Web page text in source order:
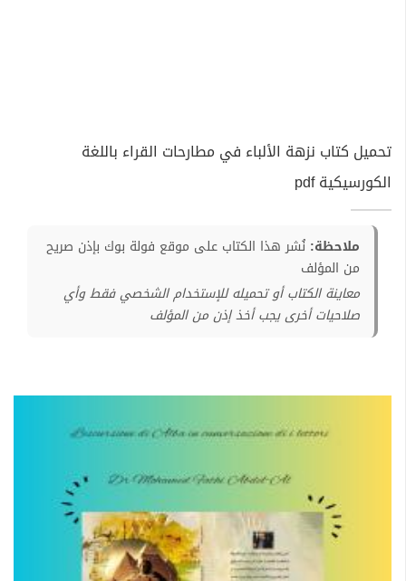
تحميل كتاب نزهة الألباء في مطارحات القراء باللغة
الكورسيكية pdf
ملاحظة: نُشر هذا الكتاب على موقع فولة بوك بإذن صريح
من المؤلف
معاينة الكتاب أو تحميله للإستخدام الشخصي فقط وأي
صلاحيات أخرى يجب أخذ إذن من المؤلف